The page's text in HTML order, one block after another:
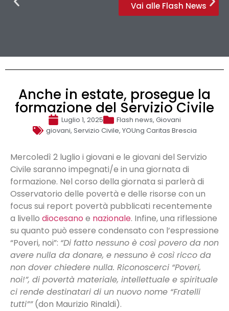
Vai alle Flash News
Anche in estate, prosegue la
formazione del Servizio Civile
Luglio 1, 2025 Flash news, Giovani
giovani, Servizio Civile, YOUng Caritas Brescia
Mercoledì 2 luglio i giovani e le giovani del Servizio
Civile saranno impegnati/e in una giornata di
formazione. Nel corso della giornata si parlerà di
Osservatorio delle povertà e delle risorse con un
focus sui report povertà pubblicati recentemente
a livello diocesano e nazionale. Infine, una riflessione
su quanto può essere condensato con l’espressione
“Poveri, noi”: “Di fatto nessuno è così povero da non
avere nulla da donare, e nessuno è così ricco da
non dover chiedere nulla. Riconoscerci “Poveri,
noi!”, di povertà materiale, intellettuale e spirituale
ci rende destinatari di un nuovo nome “Fratelli
tutti””(don Maurizio Rinaldi).